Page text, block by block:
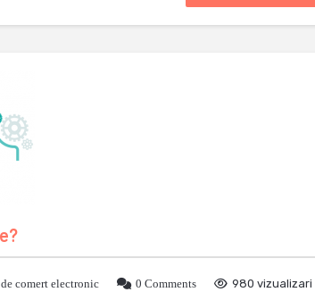
comert electronic 0 Comments 980 vizualizari